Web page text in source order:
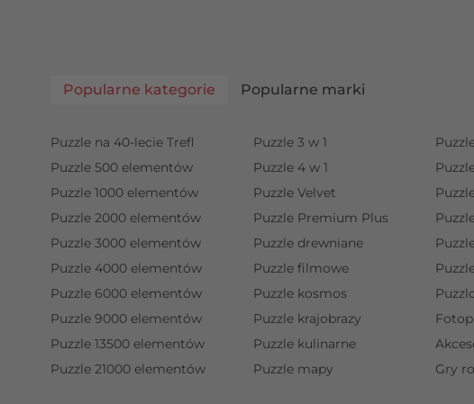
Popularne kategorie Popularne marki
Puzzle na 40-lecie Trefl
Puzzle 500 elementów
Puzzle 1000 elementów
Puzzle 2000 elementów
Puzzle 3000 elementów
Puzzle 4000 elementów
Puzzle 6000 elementów
Puzzle 9000 elementów
Puzzle 13500 elementów
Puzzle 21000 elementów
Puzzle 3 w 1
Puzzle 4 w 1
Puzzle Velvet
Puzzle Premium Plus
Puzzle drewniane
Puzzle filmowe
Puzzle kosmos
Puzzle krajobrazy
Puzzle kulinarne
Puzzle mapy
Gry